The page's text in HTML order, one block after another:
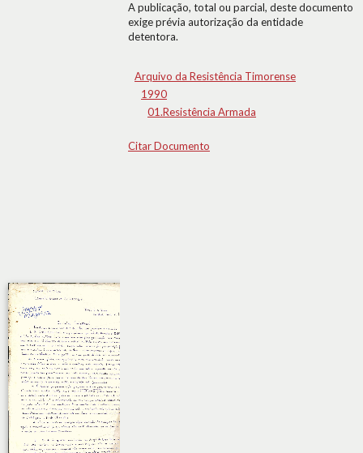
A publicação, total ou parcial, deste documento
exige prévia autorização da entidade
detentora.
Arquivo da Resistência Timorense
1990
01.Resistência Armada
Citar Documento